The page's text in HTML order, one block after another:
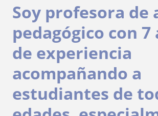
Soy profesora de
pedagógico con 7
de experiencia
acompañando a
estudiantes de